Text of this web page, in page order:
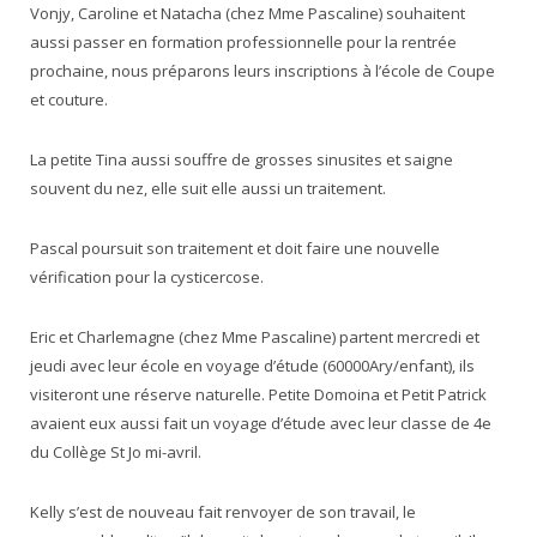
Vonjy, Caroline et Natacha (chez Mme Pascaline) souhaitent
aussi passer en formation professionnelle pour la rentrée
prochaine, nous préparons leurs inscriptions à l’école de Coupe
et couture.
La petite Tina aussi souffre de grosses sinusites et saigne
souvent du nez, elle suit elle aussi un traitement.
Pascal poursuit son traitement et doit faire une nouvelle
vérification pour la cysticercose.
Eric et Charlemagne (chez Mme Pascaline) partent mercredi et
jeudi avec leur école en voyage d’étude (60000Ary/enfant), ils
visiteront une réserve naturelle. Petite Domoina et Petit Patrick
avaient eux aussi fait un voyage d’étude avec leur classe de 4e
du Collège St Jo mi-avril.
Kelly s’est de nouveau fait renvoyer de son travail, le